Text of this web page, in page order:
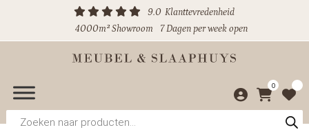
9.0 Klanttevredenheid
4000m² Showroom
7 Dagen per week open
0
Producten
zoeken